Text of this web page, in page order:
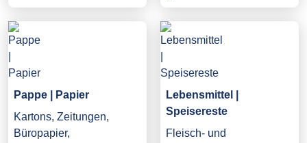
Pappe | Papier
Kartons, Zeitungen,
Büropapier,
Lebensmittel |
Speisereste
Fleisch- und